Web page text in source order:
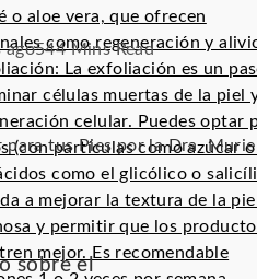
o aloe vera, que ofrecen
como regeneración y
La exfoliación es un
células muertas de la piel
celular. Puedes optar
(con partículas como azúcar o
como el glicólico o
a mejorar la textura de la
y permitir que los
mejor. Es recomendable
ago544 Mins Read
para tus Pies por la Dra.
sobre el